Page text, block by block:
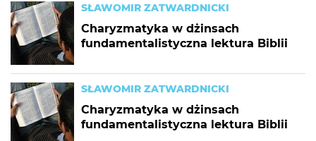
SŁAWOMIR ZATWARDNICKI
Charyzmatyka w dżinsach
fundamentalistyczna lektura Biblii
SŁAWOMIR ZATWARDNICKI
Charyzmatyka w dżinsach
fundamentalistyczna lektura Biblii